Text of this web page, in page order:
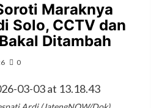
Maraknya
Solo, CCTV dan
Ditambah
0